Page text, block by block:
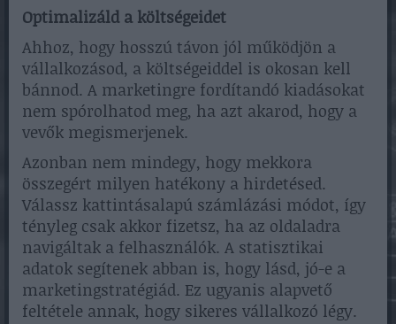
Optimalizáld a költségeidet
Ahhoz, hogy hosszú távon jól működjön a
vállalkozásod, a költségeiddel is okosan kell
bánnod. A marketingre fordítandó kiadásokat
nem spórolhatod meg, ha azt akarod, hogy a
vevők megismerjenek.
Azonban nem mindegy, hogy mekkora
összegért milyen hatékony a hirdetésed.
Válassz kattintásalapú számlázási módot, így
tényleg csak akkor fizetsz, ha az oldaladra
navigáltak a felhasználók. A statisztikai
adatok segítenek abban is, hogy lásd, jó-e a
marketingstratégiád. Ez ugyanis alapvető
feltétele annak, hogy sikeres vállalkozó légy.